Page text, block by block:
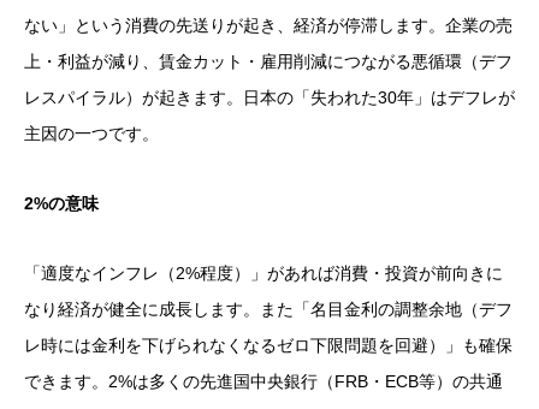
ない」という消費の先送りが起き、経済が停滞します。企業の売
上・利益が減り、賃金カット・雇用削減につながる悪循環（デフ
レスパイラル）が起きます。日本の「失われた30年」はデフレが
主因の一つです。
2%の意味
「適度なインフレ（2%程度）」があれば消費・投資が前向きに
なり経済が健全に成長します。また「名目金利の調整余地（デフ
レ時には金利を下げられなくなるゼロ下限問題を回避）」も確保
できます。2%は多くの先進国中央銀行（FRB・ECB等）の共通